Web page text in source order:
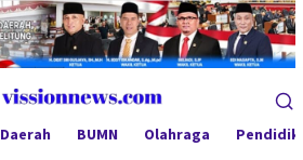
Daerah BUMN Olahraga